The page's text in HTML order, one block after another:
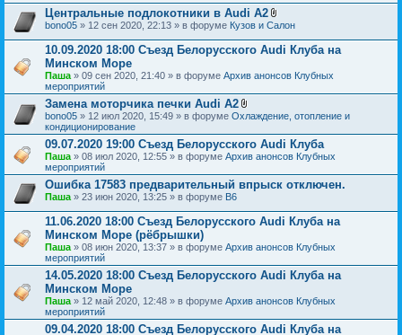
о
ж
е
н
и
Центральные подлокотники в Audi A2
В
о
ж
н
я
bono05 » 12 сен 2020, 22:13 » в форуме Кузов и Салон
10.09.2020 18:00 Съезд Белорусского Audi Клуба на
Минском Море
Паша » 09 сен 2020, 21:40 » в форуме Архив анонсов Клубных
мероприятий
Замена моторчика печки Audi A2
В
о
ж
е
и
я
bono05 » 12 июл 2020, 15:49 » в форуме Охлаждение, отопление и
кондиционирование
09.07.2020 19:00 Съезд Белорусского Audi Клуба
Паша » 08 июл 2020, 12:55 » в форуме Архив анонсов Клубных
мероприятий
Ошибка 17583 предварительный впрыск отключен.
Паша » 23 июн 2020, 13:25 » в форуме B6
11.06.2020 18:00 Съезд Белорусского Audi Клуба на
Минском Море (рёбрышки)
Паша » 08 июн 2020, 13:37 » в форуме Архив анонсов Клубных
мероприятий
14.05.2020 18:00 Съезд Белорусского Audi Клуба на
Минском Море
Паша » 12 май 2020, 12:48 » в форуме Архив анонсов Клубных
мероприятий
09.04.2020 18:00 Съезд Белорусского Audi Клуба на